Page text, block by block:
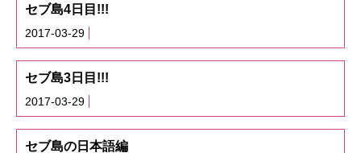
セブ島4日目!!!
2017-03-29
セブ島3日目!!!
2017-03-29
セブ島の日本語編